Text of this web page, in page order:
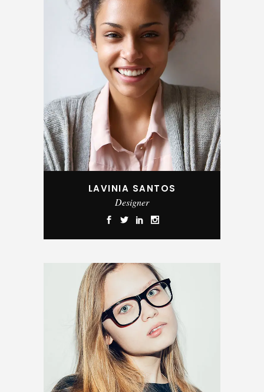
LAVINIA SANTOS
Designer